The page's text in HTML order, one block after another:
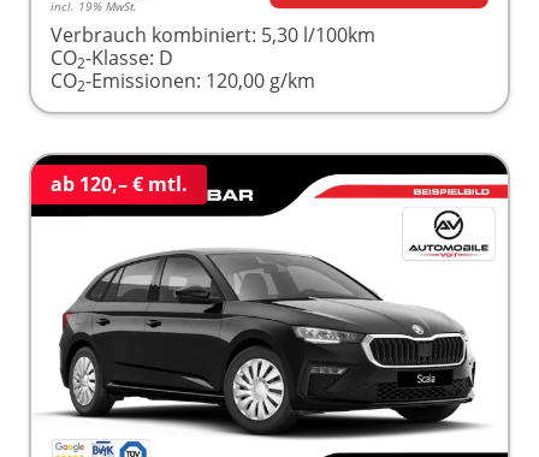
incl. 19% MwSt.
Verbrauch kombiniert: 5,30 l/100km
CO2-Klasse: D
CO2-Emissionen: 120,00 g/km
ab 120,– € mtl.